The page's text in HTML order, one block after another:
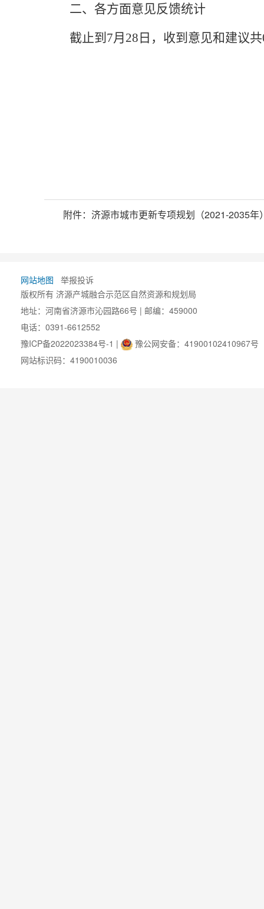
二、各方面意见反馈统计
截止到7月28日，收到意见和建议
附件： 济源市城市更新专项规划（2021-2035年
网站地图
举报投诉
版权所有 济源产城融合示范区自然资源和规划局
地址：河南省济源市沁园路66号 | 邮编：459000
电话：0391-6612552
豫ICP备2022023384号-1 |
豫公网安备：41900102410967号
网站标识码：4190010036